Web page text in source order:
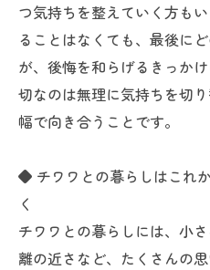
つ気持ちを整えていく方も
ることはなくても、最後に
が、後悔を和らげるきっか
切なのは無理に気持ちを切
幅で向き合うことです。
◆ チワワとの暮らしはこれ
く
チワワとの暮らしには、小
離の近さなど、たくさんの